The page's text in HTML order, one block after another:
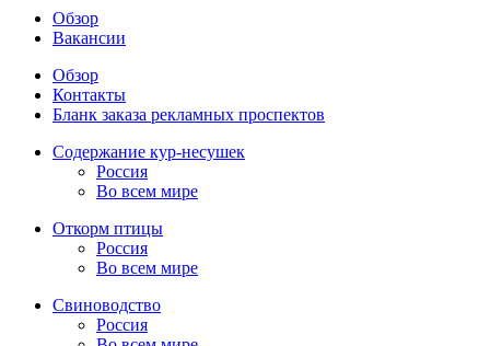
Обзор
Вакансии
Обзор
Контакты
Бланк заказа рекламных проспектов
Содержание кур-несушек
Россия
Во всем мире
Откорм птицы
Россия
Во всем мире
Свиноводство
Россия